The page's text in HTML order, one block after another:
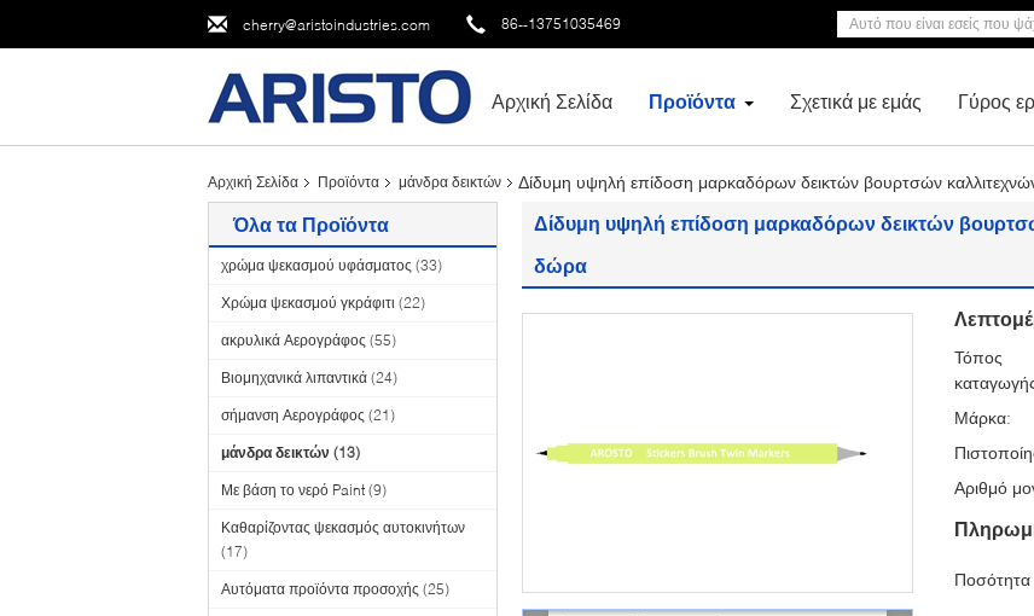
cherry@aristoindustries.com 86--13751035469
Αρχική Σελίδα Προϊόντα Σχετικά με εμάς Γύρος
Αρχική Σελίδα Προϊόντα μάνδρα δεικτών Δίδυμη υψηλή επίδοση μαρκαδόρων δεικτών βουρτσών
Όλα τα Προϊόντα
χρώμα ψεκασμού υφάσματος (33)
Χρώμα ψεκασμού γκράφιτι (22)
ακρυλικά Αερογράφος (55)
Βιομηχανικά λιπαντικά (24)
σήμανση Αερογράφος (21)
μάνδρα δεικτών (13)
Με βάση το νερό Paint (9)
Καθαρίζοντας ψεκασμός αυτοκινήτων
(17)
Αυτόματα προϊόντα προσοχής (25)
Δίδυμη υψηλή επίδοση μαρκαδόρων δεικτών
δώρα
Τόπος
Μάρκα:
Αριθμό
Ποσότητα